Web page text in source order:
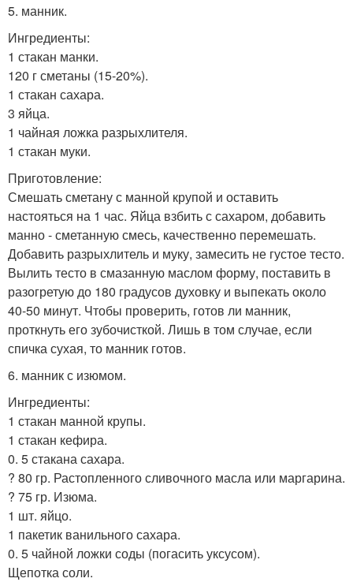
5. манник.
Ингредиенты:
1 стакан манки.
120 г сметаны (15-20%).
1 стакан сахара.
3 яйца.
1 чайная ложка разрыхлителя.
1 стакан муки.
Приготовление:
Смешать сметану с манной крупой и оставить
настояться на 1 час. Яйца взбить с сахаром, добавить
манно - сметанную смесь, качественно перемешать.
Добавить разрыхлитель и муку, замесить не густое тесто.
Вылить тесто в смазанную маслом форму, поставить в
разогретую до 180 градусов духовку и выпекать около
40-50 минут. Чтобы проверить, готов ли манник,
проткнуть его зубочисткой. Лишь в том случае, если
спичка сухая, то манник готов.
6. манник с изюмом.
Ингредиенты:
1 стакан манной крупы.
1 стакан кефира.
0. 5 стакана сахара.
? 80 гр. Растопленного сливочного масла или маргарина.
? 75 гр. Изюма.
1 шт. яйцо.
1 пакетик ванильного сахара.
0. 5 чайной ложки соды (погасить уксусом).
Щепотка соли.